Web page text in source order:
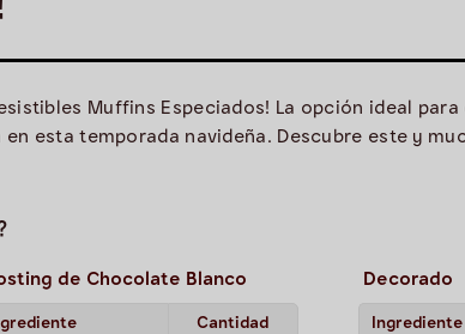
Muffins Especiados! La opción ideal
esta temporada navideña. Descubre este y
de Chocolate Blanco
Cantidad
Decorado
Ingrediente